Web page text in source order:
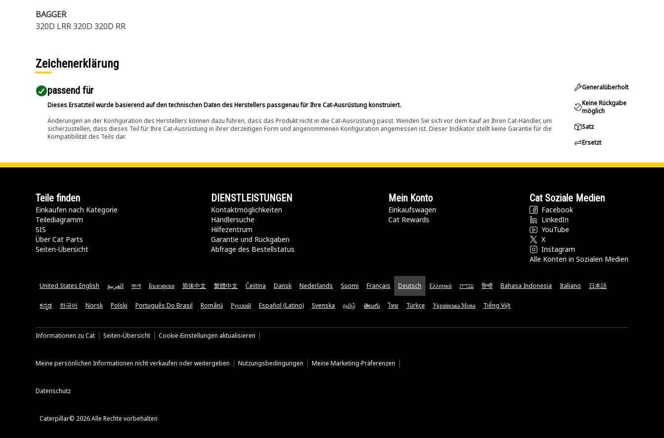
BAGGER
320D LRR 320D 320D RR
Zeichenerklärung
passend für​
Dieses Ersatzteil wurde basierend auf den technischen Daten des Herstellers passgenau für Ihre Cat-Ausrüstung konstruiert.
Änderungen an der Konfiguration des Herstellers können dazu führen, dass das Produkt nicht in die Cat-Ausrüstung passt. Wenden Sie sich vor dem Kauf an Ihren Cat-Händler, um
sicherzustellen, dass dieses Teil für Ihre Cat-Ausrüstung in ihrer derzeitigen Form und angenommenen Konfiguration angemessen ist. Dieser Indikator stellt keine Garantie für die
Kompatibilität des Teils dar.
Generalüberholt
Keine Rückgabe
möglich
Satz
Ersetzt
Teile finden
Einkaufen nach Kategorie
Teilediagramm
SIS
Über Cat Parts
Seiten-Übersicht
DIENSTLEISTUNGEN
Kontaktmöglichkeiten​
Händlersuche
Hilfezentrum
Garantie und Rückgaben
Abfrage des Bestellstatus
Mein Konto
Einkaufswagen
Cat Rewards
Cat Soziale Medien
Facebook
LinkedIn
YouTube
X
Instagram
Alle Konten in Sozialen Medien
United States English العربية বাংলা Български 简体中文 繁體中文 Čeština Dansk Nederlands Suomi Français Deutsch Ελληνικά עברית हिन्दी Bahasa Indonesia Italiano 日本語
ಕನ್ನಡ 한국어 Norsk Polski Português Do Brasil Română Русский Español (Latino) Svenska தமிழ் తెలుగు ไทย Türkçe Українська Мова Tiếng Việt
Informationen zu Cat Seiten-Übersicht Cookie-Einstellungen aktualisieren
Meine persönlichen Informationen nicht verkaufen oder weitergeben Nutzungsbedingungen Meine Marketing-Präferenzen
Datenschutz
Caterpillar© 2026 Alle Rechte vorbehalten